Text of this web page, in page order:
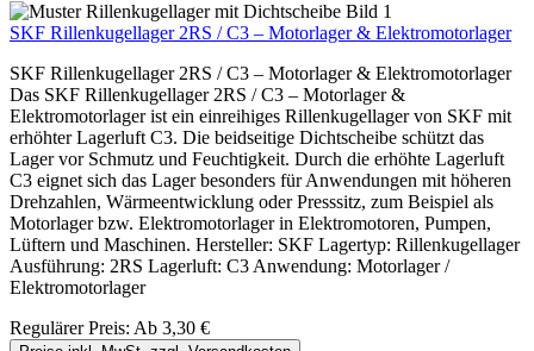
SKF Rillenkugellager 2RS / C3 – Motorlager & Elektromotorlager
SKF Rillenkugellager 2RS / C3 – Motorlager & Elektromotorlager
Das SKF Rillenkugellager 2RS / C3 – Motorlager &
Elektromotorlager ist ein einreihiges Rillenkugellager von SKF mit
erhöhter Lagerluft C3. Die beidseitige Dichtscheibe schützt das
Lager vor Schmutz und Feuchtigkeit. Durch die erhöhte Lagerluft
C3 eignet sich das Lager besonders für Anwendungen mit höheren
Drehzahlen, Wärmeentwicklung oder Presssitz, zum Beispiel als
Motorlager bzw. Elektromotorlager in Elektromotoren, Pumpen,
Lüftern und Maschinen. Hersteller: SKF Lagertyp: Rillenkugellager
Ausführung: 2RS Lagerluft: C3 Anwendung: Motorlager /
Elektromotorlager
Regulärer Preis: Ab 3,30 €